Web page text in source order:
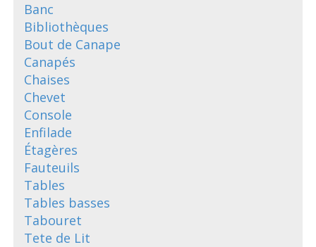
Banc
Bibliothèques
Bout de Canape
Canapés
Chaises
Chevet
Console
Enfilade
Étagères
Fauteuils
Tables
Tables basses
Tabouret
Tete de Lit